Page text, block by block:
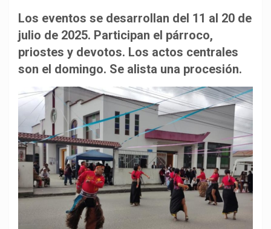
c
e
b
o
k
a
t
s
A
p
l
e
g
r
m
p
y
L
i
k
m
p
a
r
i
r
Los eventos se desarrollan del 11 al 20 de
julio de 2025. Participan el párroco,
priostes y devotos. Los actos centrales
son el domingo. Se alista una procesión.